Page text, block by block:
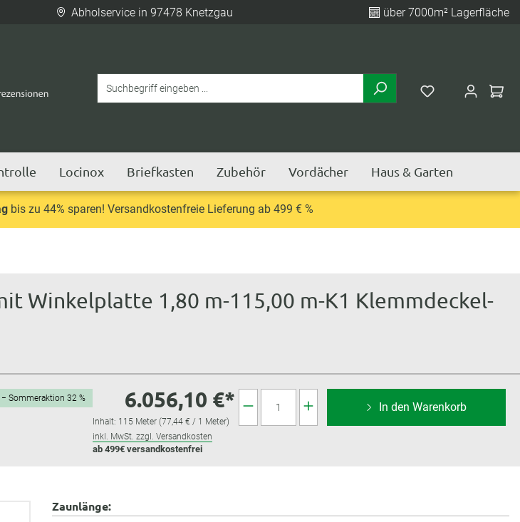
Abholservice in 97478 Knetzgau über 7000m² Lagerfläche
Locinox Briefkasten Zubehör Vordächer Haus & Garten
bis zu 44% sparen! Versandkostenfreie Lieferung ab 499 € %
Winkelplatte 1,80 m-115,00 m-K1 Klemmdeckel-
− Sommeraktion 32 % 6.056,10 €*
Inhalt: 115 Meter (77,44 € / 1 Meter)
inkl. MwSt. zzgl. Versandkosten
ab 499€ versandkostenfrei
In den Warenkorb
Zaunlänge: